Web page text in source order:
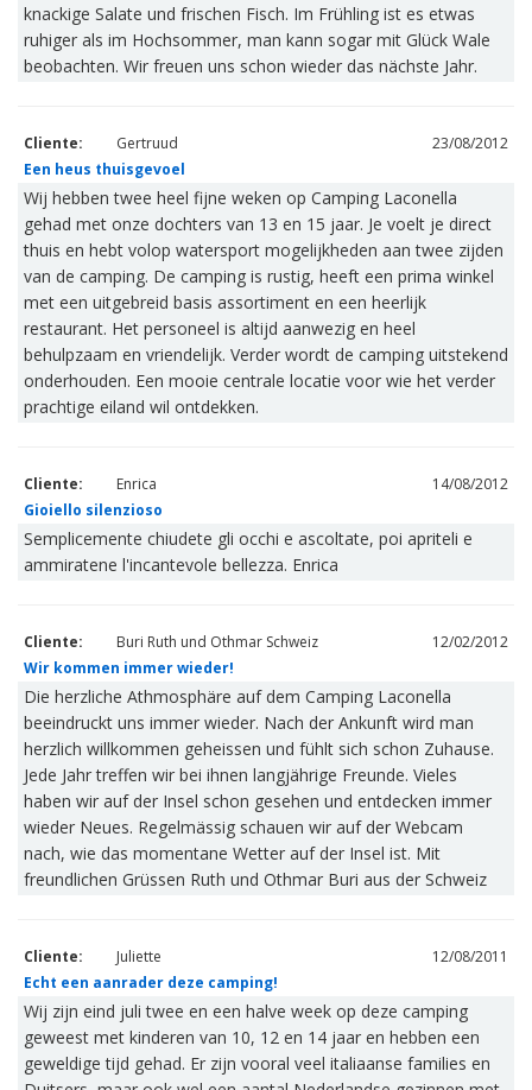
knackige Salate und frischen Fisch. Im Frühling ist es etwas
ruhiger als im Hochsommer, man kann sogar mit Glück Wale
beobachten. Wir freuen uns schon wieder das nächste Jahr.
Cliente: Gertruud
23/08/2012
Een heus thuisgevoel
Wij hebben twee heel fijne weken op Camping Laconella
gehad met onze dochters van 13 en 15 jaar. Je voelt je direct
thuis en hebt volop watersport mogelijkheden aan twee zijden
van de camping. De camping is rustig, heeft een prima winkel
met een uitgebreid basis assortiment en een heerlijk
restaurant. Het personeel is altijd aanwezig en heel
behulpzaam en vriendelijk. Verder wordt de camping uitstekend
onderhouden. Een mooie centrale locatie voor wie het verder
prachtige eiland wil ontdekken.
Cliente: Enrica
14/08/2012
Gioiello silenzioso
Semplicemente chiudete gli occhi e ascoltate, poi apriteli e
ammiratene l'incantevole bellezza. Enrica
Cliente: Buri Ruth und Othmar Schweiz
12/02/2012
Wir kommen immer wieder!
Die herzliche Athmosphäre auf dem Camping Laconella
beeindruckt uns immer wieder. Nach der Ankunft wird man
herzlich willkommen geheissen und fühlt sich schon Zuhause.
Jede Jahr treffen wir bei ihnen langjährige Freunde. Vieles
haben wir auf der Insel schon gesehen und entdecken immer
wieder Neues. Regelmässig schauen wir auf der Webcam
nach, wie das momentane Wetter auf der Insel ist. Mit
freundlichen Grüssen Ruth und Othmar Buri aus der Schweiz
Cliente: Juliette
12/08/2011
Echt een aanrader deze camping!
Wij zijn eind juli twee en een halve week op deze camping
geweest met kinderen van 10, 12 en 14 jaar en hebben een
geweldige tijd gehad. Er zijn vooral veel italiaanse families en